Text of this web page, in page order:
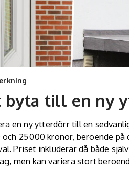
byta till en ny
en ny ytterdörr till en
25 000 kronor, beroende
Priset inkluderar då både
men kan variera stort